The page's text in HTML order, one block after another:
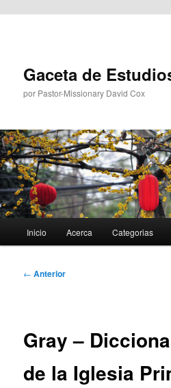
Gaceta de
por Pastor-Missionary David Cox
principal
Inicio Acerca Categorias
Navegación
← Anterior
Gray –
de la Iglesia